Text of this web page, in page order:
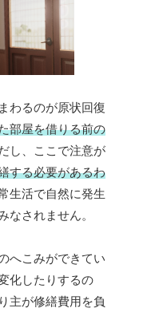
わるのが原状回復
部屋を借りる前の
し、ここで注意が
する必要があるわ
生活で自然に発生
なされません。
へこみができてい
化したりするの
主が修繕費用を負